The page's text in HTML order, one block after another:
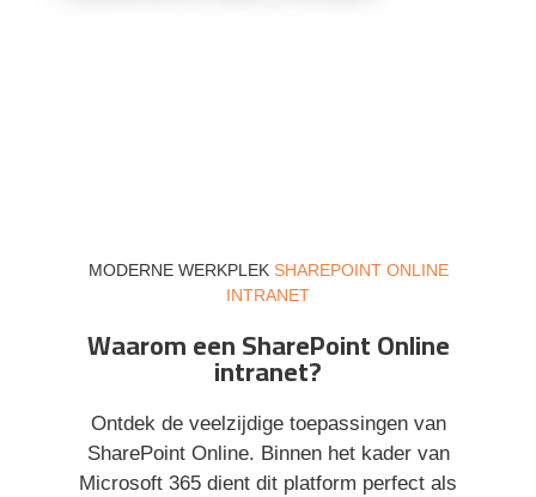
MODERNE WERKPLEK SHAREPOINT ONLINE
INTRANET
Waarom een SharePoint Online
intranet?
Ontdek de veelzijdige toepassingen van
SharePoint Online. Binnen het kader van
Microsoft 365 dient dit platform perfect als